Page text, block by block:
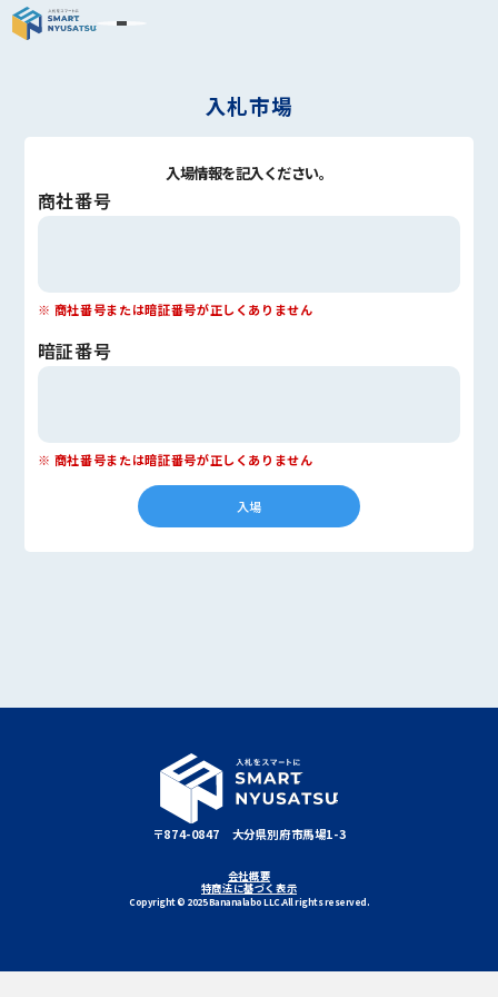
入札市場
入場情報を記入ください。
商社番号
※ 商社番号または暗証番号が正しくありません
暗証番号
※ 商社番号または暗証番号が正しくありません
〒874-0847 大分県別府市馬場1-3
会社概要
特商法に基づく表示
Copyright © 2025 Bananalabo LLC.All rights reserved.